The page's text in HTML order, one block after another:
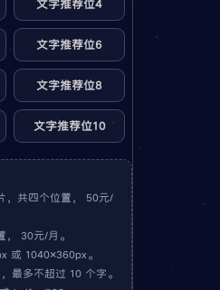
文字推荐位4
文字推荐位6
文字推荐位8
文字推荐位10
，共四个位置， 50元/
， 30元/月。
或 1040×360px。
最多不超过 10 个字。